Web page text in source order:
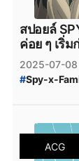
สปายแฟมิ
#
# สปอยล์
สปอยล์
ค่อย ๆ เริ่
2025-07-08
#Spy-x-
สปายแฟมิลี่
ACG